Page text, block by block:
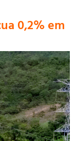
0,2% em